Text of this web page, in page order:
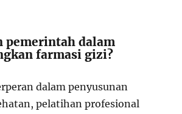
pemerintah dalam
farmasi gizi?
dalam penyusunan
pelatihan profesional